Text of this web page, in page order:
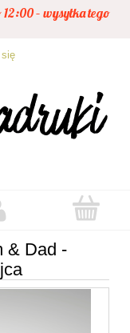
– wysyłka tego
& Dad -